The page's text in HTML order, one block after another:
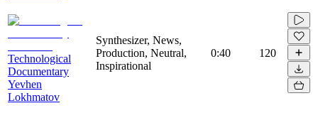
Technological
Documentary
Yevhen
Lokhmatov
Synthesizer, News,
Production, Neutral,
Inspirational
0:40 120